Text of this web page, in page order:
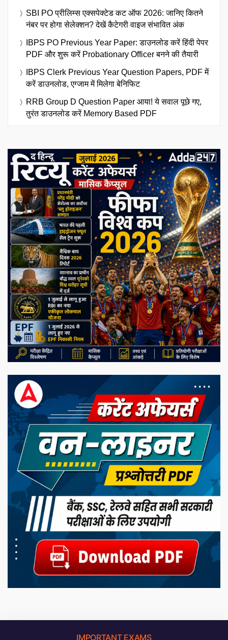
SBI PO प्रीलिम्स एक्सपेक्टेड कट ऑफ 2026: जानिए कितने
नंबर पर होगा सेलेक्शन? देखें कैटेगरी वाइज संभावित अंक
IBPS PO Previous Year Paper: डाउनलोड करें हिंदी पेपर
PDF और शुरू करें Probationary Officer बनने की तैयारी
IBPS Clerk Previous Year Question Papers, PDF में
करें डाउनलोड, एग्जाम में मिलेगा बेनिफिट
RRB Group D Question Paper आया! ये सवाल पूछे गए,
तुरंत डाउनलोड करें Memory Based PDF
IMPORTANT EXAMS